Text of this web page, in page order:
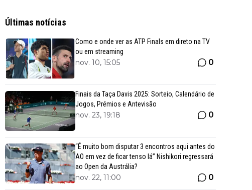
Últimas notícias
Como e onde ver as ATP Finals em direto na TV
ou em streaming
nov. 10, 15:05 0
Finais da Taça Davis 2025: Sorteio, Calendário de
Jogos, Prémios e Antevisão
nov. 23, 19:18 0
“É muito bom disputar 3 encontros aqui antes do
AO em vez de ficar tenso lá” Nishikori regressará
ao Open da Austrália?
nov. 22, 11:00 0